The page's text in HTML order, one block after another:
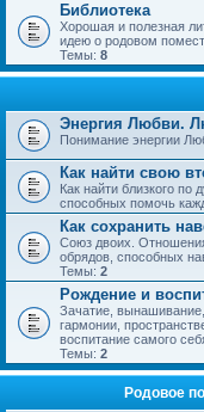
Библиотека
Хорошая и полезная
идею о родовом
Темы: 8
Энергия Любви.
Понимание энергии
Как найти свою
Как найти близкого по
способных помочь
Как сохранить
Союз двоих.
обрядов, способных
Темы: 2
Рождение и
Зачатие,
гармонии,
воспитание самого
Темы: 2
Родовое